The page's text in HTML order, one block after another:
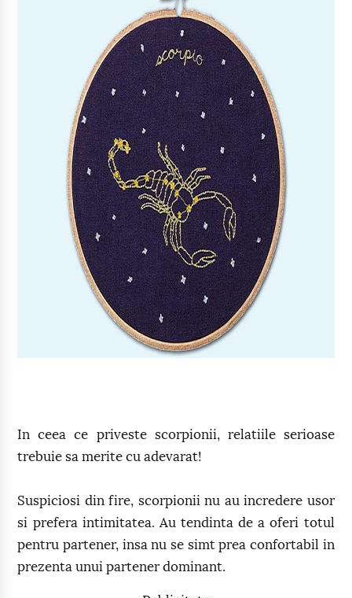
In ceea ce priveste scorpionii, relatiile serioase
trebuie sa merite cu adevarat!
Suspiciosi din fire, scorpionii nu au incredere usor
si prefera intimitatea. Au tendinta de a oferi totul
pentru partener, insa nu se simt prea confortabil in
prezenta unui partener dominant.